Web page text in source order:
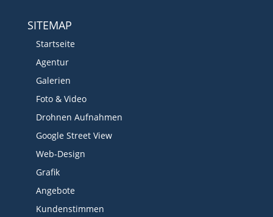
SITEMAP
Startseite
Agentur
Galerien
Foto & Video
Drohnen Aufnahmen
Google Street View
Web-Design
Grafik
Angebote
Kundenstimmen